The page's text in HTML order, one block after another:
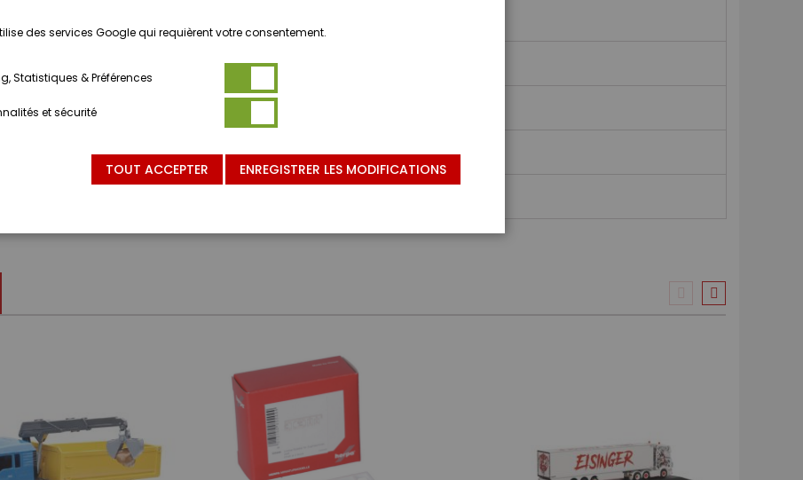
des services Google qui requièrent votre consentement.
Statistiques & Préférences
et sécurité
TOUT ACCEPTER ENREGISTRER LES MODIFICATIONS